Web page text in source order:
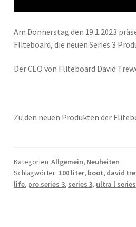
Am Donnerstag den 19.1.2023
Fliteboard, die neuen Series 3
Der CEO von Fliteboard David
Zu den neuen Produkten der
Kategorien:Allgemein, Neuheiten
Schlagwörter: 100 liter, boot, david
life, pro series 3, series 3, ultra l